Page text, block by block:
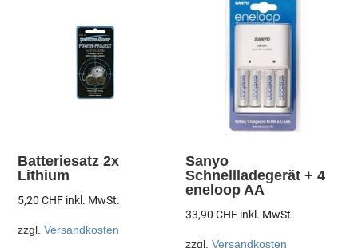
Batteriesatz 2x
Lithium
5,20CHF inkl. MwSt.
zzgl.Versandkosten
Sanyo
Schnellladegerät + 4
eneloop AA
33,90CHF inkl. MwSt.
zzgl.Versandkosten